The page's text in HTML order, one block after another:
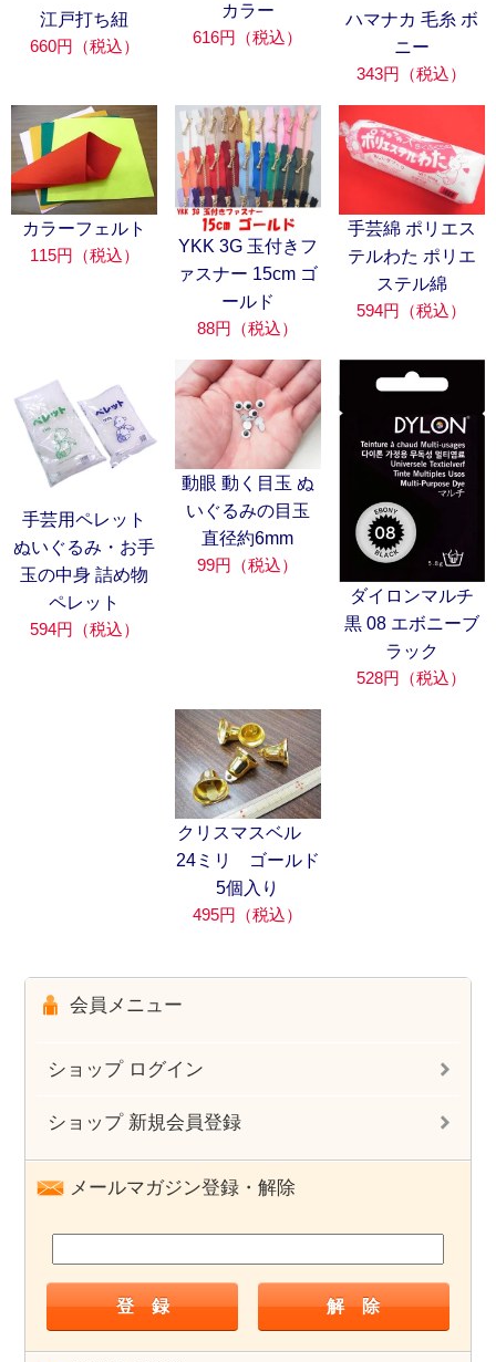
江戸打ち紐
660円（税込）
カラー
616円（税込）
ハマナカ 毛糸 ボ
ニー
343円（税込）
カラーフェルト
115円（税込）
YKK 3G 玉付きフ
ァスナー 15cm ゴ
ールド
88円（税込）
手芸綿 ポリエス
テルわた ポリエ
ステル綿
594円（税込）
手芸用ペレット
ぬいぐるみ・お手
玉の中身 詰め物
ペレット
594円（税込）
動眼 動く目玉 ぬ
いぐるみの目玉
直径約6mm
99円（税込）
ダイロンマルチ
黒 08 エボニーブ
ラック
528円（税込）
クリスマスベル
24ミリ ゴールド
5個入り
495円（税込）
会員メニュー
ショップ ログイン
ショップ 新規会員登録
メールマガジン登録・解除